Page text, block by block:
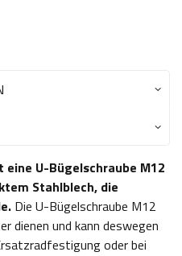
U-Bügelschraube M12
Stahlblech, die
Die U-Bügelschraube M12
dienen und kann deswegen
oder bei